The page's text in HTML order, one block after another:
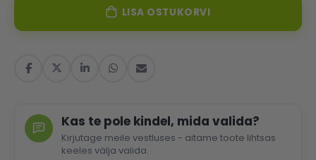
LISA OSTUKORVI
Kas te pole kindel, mida valida?
Kirjutage meile vestluses - aitame toote lihtsas
keeles välja valida.